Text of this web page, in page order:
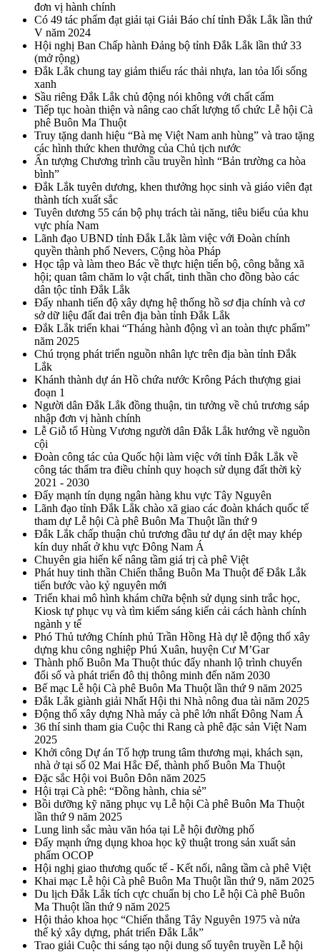
đơn vị hành chính
Có 49 tác phẩm đạt giải tại Giải Báo chí tỉnh Đắk Lắk lần thứ
V năm 2024
Hội nghị Ban Chấp hành Đảng bộ tỉnh Đắk Lắk lần thứ 33
(mở rộng)
Đắk Lắk chung tay giảm thiểu rác thải nhựa, lan tỏa lối sống
xanh
Sầu riêng Đắk Lắk chủ động nói không với chất cấm
Tiếp tục hoàn thiện và nâng cao chất lượng tổ chức Lễ hội Cà
phê Buôn Ma Thuột
Truy tặng danh hiệu “Bà mẹ Việt Nam anh hùng” và trao tặng
các hình thức khen thưởng của Chủ tịch nước
Ấn tượng Chương trình cầu truyền hình “Bản trường ca hòa
bình”
Đắk Lắk tuyên dương, khen thưởng học sinh và giáo viên đạt
thành tích xuất sắc
Tuyên dương 55 cán bộ phụ trách tài năng, tiêu biểu của khu
vực phía Nam
Lãnh đạo UBND tỉnh Đắk Lắk làm việc với Đoàn chính
quyền thành phố Nevers, Cộng hòa Pháp
Học tập và làm theo Bác về thực hiện tiến bộ, công bằng xã
hội; quan tâm chăm lo vật chất, tinh thần cho đồng bào các
dân tộc tỉnh Đắk Lắk
Đẩy nhanh tiến độ xây dựng hệ thống hồ sơ địa chính và cơ
sở dữ liệu đất đai trên địa bàn tỉnh Đắk Lắk
Đắk Lắk triển khai “Tháng hành động vì an toàn thực phẩm”
năm 2025
Chú trọng phát triển nguồn nhân lực trên địa bàn tỉnh Đắk
Lắk
Khánh thành dự án Hồ chứa nước Krông Pách thượng giai
đoạn 1
Người dân Đắk Lắk đồng thuận, tin tưởng về chủ trương sáp
nhập đơn vị hành chính
Lễ Giỗ tổ Hùng Vương người dân Đắk Lắk hướng về nguồn
cội
Đoàn công tác của Quốc hội làm việc với tỉnh Đắk Lắk về
công tác thẩm tra điều chỉnh quy hoạch sử dụng đất thời kỳ
2021 - 2030
Đẩy mạnh tín dụng ngân hàng khu vực Tây Nguyên
Lãnh đạo tỉnh Đắk Lắk chào xã giao các đoàn khách quốc tế
tham dự Lễ hội Cà phê Buôn Ma Thuột lần thứ 9
Đắk Lắk chấp thuận chủ trương đầu tư dự án dệt may khép
kín duy nhất ở khu vực Đông Nam Á
Chuyên gia hiến kế nâng tầm giá trị cà phê Việt
Phát huy tinh thần Chiến thắng Buôn Ma Thuột để Đắk Lắk
tiến bước vào kỷ nguyên mới
Triển khai mô hình khám chữa bệnh sử dụng sinh trắc học,
Kiosk tự phục vụ và tìm kiếm sáng kiến cải cách hành chính
ngành y tế
Phó Thủ tướng Chính phủ Trần Hồng Hà dự lễ động thổ xây
dựng khu công nghiệp Phú Xuân, huyện Cư M’Gar
Thành phố Buôn Ma Thuột thúc đẩy nhanh lộ trình chuyển
đổi số và phát triển đô thị thông minh đến năm 2030
Bế mạc Lễ hội Cà phê Buôn Ma Thuột lần thứ 9 năm 2025
Đắk Lắk giành giải Nhất Hội thi Nhà nông đua tài năm 2025
Động thổ xây dựng Nhà máy cà phê lớn nhất Đông Nam Á
36 thí sinh tham gia Cuộc thi Rang cà phê đặc sản Việt Nam
2025
Khởi công Dự án Tổ hợp trung tâm thương mại, khách sạn,
nhà ở tại số 02 Mai Hắc Đế, thành phố Buôn Ma Thuột
Đặc sắc Hội voi Buôn Đôn năm 2025
Hội trại Cà phê: “Đồng hành, chia sẻ”
Bồi dưỡng kỹ năng phục vụ Lễ hội Cà phê Buôn Ma Thuột
lần thứ 9 năm 2025
Lung linh sắc màu văn hóa tại Lễ hội đường phố
Đẩy mạnh ứng dụng khoa học kỹ thuật trong sản xuất sản
phẩm OCOP
Hội nghị giao thương quốc tế - Kết nối, nâng tầm cà phê Việt
Khai mạc Lễ hội Cà phê Buôn Ma Thuột lần thứ 9, năm 2025
Du lịch Đắk Lắk tích cực chuẩn bị cho Lễ hội Cà phê Buôn
Ma Thuột lần thứ 9 năm 2025
Hội thảo khoa học “Chiến thắng Tây Nguyên 1975 và nửa
thế kỷ xây dựng, phát triển Đắk Lắk”
Trao giải Cuộc thi sáng tạo nội dung số tuyên truyền Lễ hội